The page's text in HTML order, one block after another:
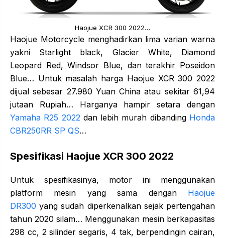
Haojue XCR 300 2022…
Haojue Motorcycle menghadirkan lima varian warna
yakni Starlight black, Glacier White, Diamond
Leopard Red, Windsor Blue, dan terakhir Poseidon
Blue… Untuk masalah harga Haojue XCR 300 2022
dijual sebesar 27.980 Yuan China atau sekitar 61,94
jutaan Rupiah… Harganya hampir setara dengan
Yamaha R25 2022dan lebih murah dibanding Honda
CBR250RR SP QS…
Spesifikasi Haojue XCR 300 2022
Untuk spesifikasinya, motor ini menggunakan
platform mesin yang sama dengan Haojue
DR300 yang sudah diperkenalkan sejak pertengahan
tahun 2020 silam… Menggunakan mesin berkapasitas
298 cc, 2 silinder segaris, 4 tak, berpendingin cairan,